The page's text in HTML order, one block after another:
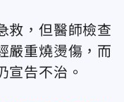
救，但醫師檢查
嚴重燒燙傷，而
宣告不治。